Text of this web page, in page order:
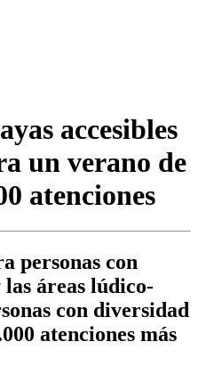
accesibles
un verano de
atenciones
personas con
áreas lúdico-
con diversidad
atenciones más